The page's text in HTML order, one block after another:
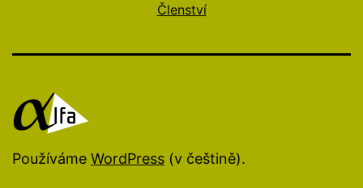
Členství
Používáme WordPress (v češtině).